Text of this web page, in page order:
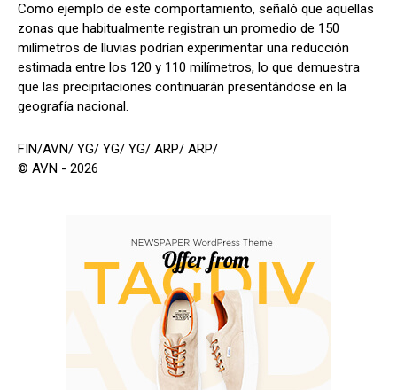
Como ejemplo de este comportamiento, señaló que aquellas
zonas que habitualmente registran un promedio de 150
milímetros de lluvias podrían experimentar una reducción
estimada entre los 120 y 110 milímetros, lo que demuestra
que las precipitaciones continuarán presentándose en la
geografía nacional.
FIN/AVN/ YG/ YG/ YG/ ARP/ ARP/
© AVN - 2026